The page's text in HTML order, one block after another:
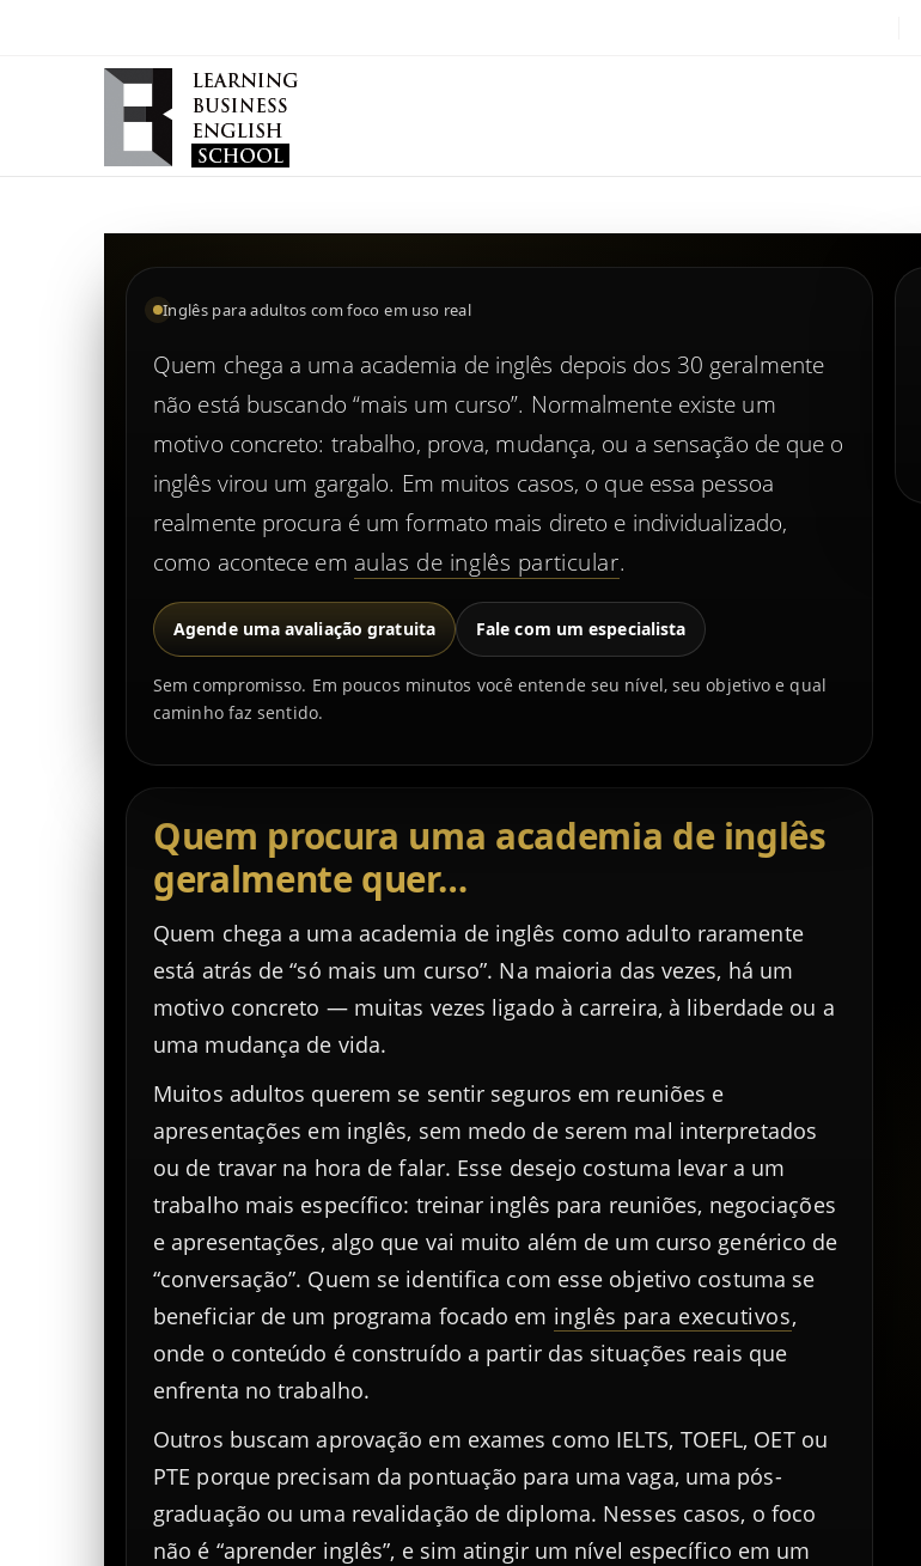
Inglês para adultos com foco em uso real
Quem chega a uma academia de inglês depois dos 30 geralmente
não está buscando “mais um curso”. Normalmente existe um
motivo concreto: trabalho, prova, mudança, ou a sensação de que o
inglês virou um gargalo. Em muitos casos, o que essa pessoa
realmente procura é um formato mais direto e individualizado,
como acontece em aulas de inglês particular.
Agende uma avaliação gratuita Fale com um especialista
Sem compromisso. Em poucos minutos você entende seu nível, seu objetivo e qual
caminho faz sentido.
Quem procura uma academia de inglês
geralmente quer…
Quem chega a uma academia de inglês como adulto raramente
está atrás de “só mais um curso”. Na maioria das vezes, há um
motivo concreto — muitas vezes ligado à carreira, à liberdade ou a
uma mudança de vida.
Muitos adultos querem se sentir seguros em reuniões e
apresentações em inglês, sem medo de serem mal interpretados
ou de travar na hora de falar. Esse desejo costuma levar a um
trabalho mais específico: treinar inglês para reuniões, negociações
e apresentações, algo que vai muito além de um curso genérico de
“conversação”. Quem se identifica com esse objetivo costuma se
beneficiar de um programa focado em inglês para executivos,
onde o conteúdo é construído a partir das situações reais que
enfrenta no trabalho.
Outros buscam aprovação em exames como IELTS, TOEFL, OET ou
PTE porque precisam da pontuação para uma vaga, uma pós-
graduação ou uma revalidação de diploma. Nesses casos, o foco
não é “aprender inglês”, e sim atingir um nível específico em um